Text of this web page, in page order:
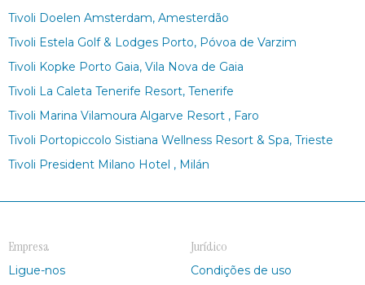
Tivoli Doelen Amsterdam, Amesterdão
Tivoli Estela Golf & Lodges Porto, Póvoa de Varzim
Tivoli Kopke Porto Gaia, Vila Nova de Gaia
Tivoli La Caleta Tenerife Resort, Tenerife
Tivoli Marina Vilamoura Algarve Resort , Faro
Tivoli Portopiccolo Sistiana Wellness Resort & Spa, Trieste
Tivoli President Milano Hotel , Milán
Empresa
Ligue-nos
Jurídico
Condições de uso